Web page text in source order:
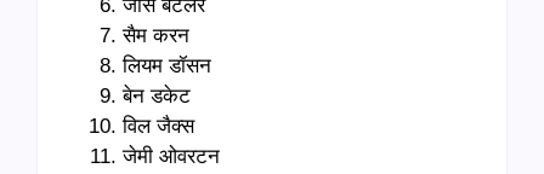
जोस बटलर
सैम करन
लियम डॉसन
बेन डकेट
विल जैक्स
जेमी ओवरटन